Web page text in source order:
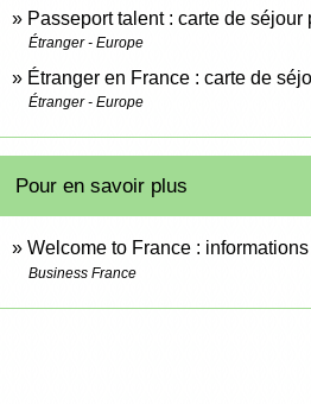
Passeport talent : carte de
Étranger - Europe
Étranger en France : carte de
Étranger - Europe
Pour en savoir plus
Welcome to France :
Business France